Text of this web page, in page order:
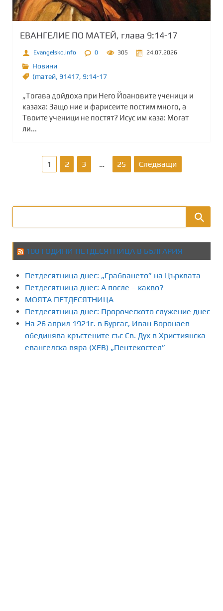
ЕВАНГЕЛИЕ ПО МАТЕЙ, глава 9:14-17
Evangelsko.info 0 305 24.07.2026
Новини
(maтей 91417 9:14-17
„Тогава дойдоха при Него Йоановите ученици и
казаха: Защо ние и фарисеите постим много, а
Твоите ученици не постят? Исус им каза: Могат
ли...
з
д
е
я
н
е
1 2 3 … 25 Следващи
100 ГОДИНИ ПЕТДЕСЯТНИЦА В БЪЛГАРИЯ
Петдесятница днес: „Грабването” на Църквата
Петдесятница днес: А после – какво?
МОЯТА ПЕТДЕСЯТНИЦА
Петдесятница днес: Пророческото служение днес
На 26 април 1921г. в Бургас, Иван Воронаев
обединява кръстените със Св. Дух в Християнска
евангелска вяра (ХЕВ) „Пентекостел”